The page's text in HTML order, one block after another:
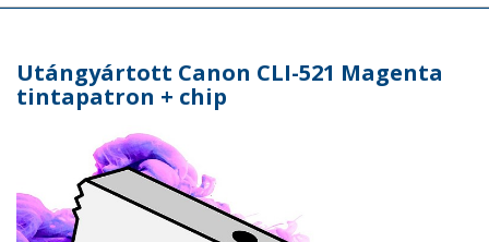
Utángyártott Canon CLI-521 Magenta
tintapatron + chip